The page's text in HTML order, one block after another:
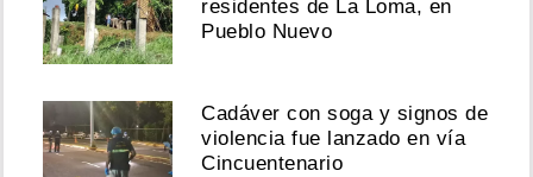
residentes de La Loma, en
Pueblo Nuevo
Cadáver con soga y signos de
violencia fue lanzado en vía
Cincuentenario